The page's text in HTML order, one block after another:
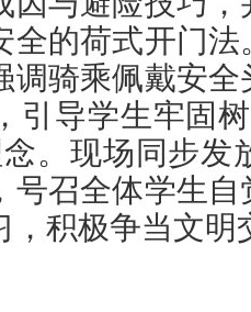
全的荷式开门
调骑乘佩戴安
引导学生牢固
。现场同步发
号召全体学生
，积极争当文明